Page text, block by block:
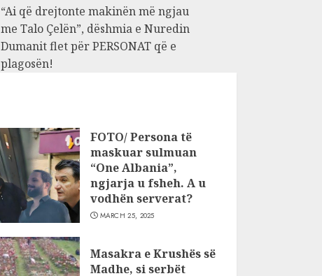
“Ai që drejtonte makinën më ngjau
me Talo Çelën”, dëshmia e Nuredin
Dumanit flet për PERSONAT që e
plagosën!
FOTO/ Persona të
maskuar sulmuan
“One Albania”,
ngjarja u fsheh. A u
vodhën serverat?
MARCH 25, 2025
Masakra e Krushës së
Madhe, si serbët